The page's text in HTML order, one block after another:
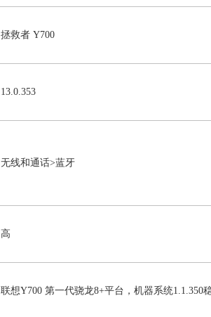
拯救者 Y700
13.0.353
无线和通话>蓝牙
高
联想Y700 第一代骁龙8+平台，机器系统1.1.350